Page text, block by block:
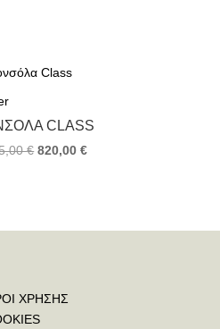
e
r
t
CLASS
€ 820,00€
ΧΡΗΣΗΣ